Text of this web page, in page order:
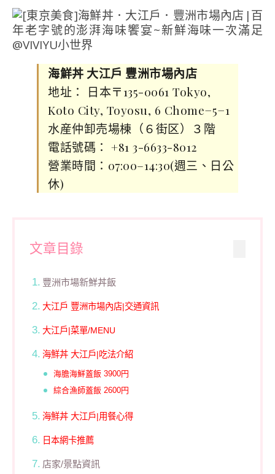
海鮮丼 大江戶 豐洲市場內店
地址： 日本〒135-0061 Tokyo,
Koto City, Toyosu, 6 Chome−5−1
水産仲卸売場棟（６街区）３階
電話號碼： +81 3-6633-8012
營業時間：07:00–14:30(週三、日公
休)
文章目錄
豐洲市場新鮮丼飯
大江戶 豐洲市場內店|交通資訊
大江戶|菜單/MENU
海鮮丼 大江戶|吃法介紹
海膽海鮮蓋飯 3900円
綜合漁師蓋飯 2600円
海鮮丼 大江戶|用餐心得
日本網卡推薦
店家/景點資訊